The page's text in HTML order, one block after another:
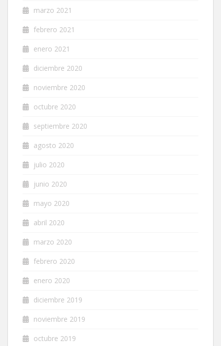
marzo 2021
febrero 2021
enero 2021
diciembre 2020
noviembre 2020
octubre 2020
septiembre 2020
agosto 2020
julio 2020
junio 2020
mayo 2020
abril 2020
marzo 2020
febrero 2020
enero 2020
diciembre 2019
noviembre 2019
octubre 2019